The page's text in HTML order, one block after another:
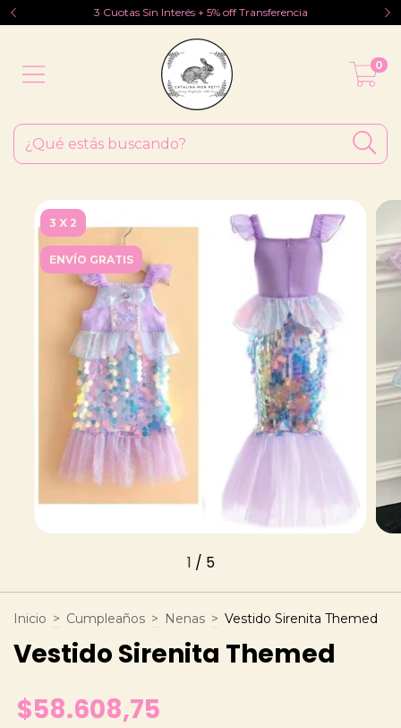
3 Cuotas Sin Interés + 5% off Transferencia
0
3 X 2
ENVÍO GRATIS
1 / 5
Inicio > Cumpleaños > Nenas > Vestido Sirenita Themed
Vestido Sirenita Themed
$58.608,75